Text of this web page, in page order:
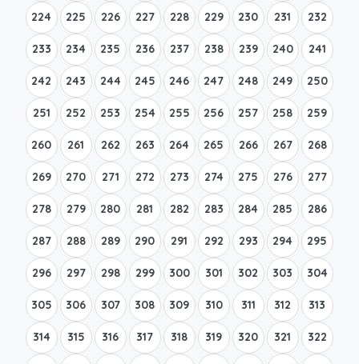
224 225 226 227 228 229 230 231 232
233 234 235 236 237 238 239 240 241
242 243 244 245 246 247 248 249 250
251 252 253 254 255 256 257 258 259
260 261 262 263 264 265 266 267 268
269 270 271 272 273 274 275 276 277
278 279 280 281 282 283 284 285 286
287 288 289 290 291 292 293 294 295
296 297 298 299 300 301 302 303 304
305 306 307 308 309 310 311 312 313
314 315 316 317 318 319 320 321 322